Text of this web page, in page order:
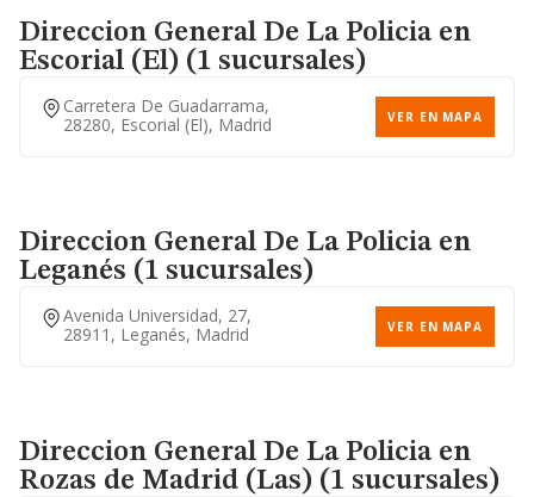
Direccion General De La Policiaen
Escorial (El) (1 sucursales)
Carretera De Guadarrama,
28280, Escorial (el), Madrid
VER EN MAPA
Direccion General De La Policiaen
Leganés (1 sucursales)
Avenida Universidad, 27,
28911, Leganés, Madrid
VER EN MAPA
Direccion General De La Policiaen
Rozas de Madrid (Las) (1 sucursales)